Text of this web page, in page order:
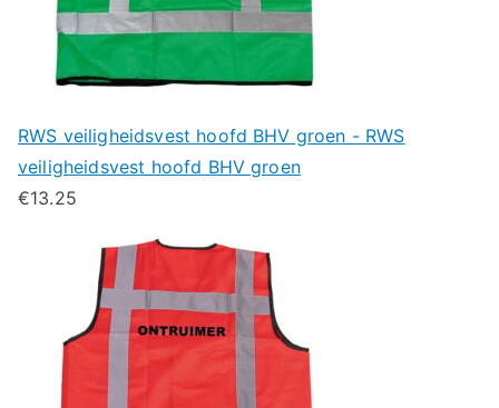
RWS veiligheidsvest hoofd BHV groen - RWS
veiligheidsvest hoofd BHV groen
€13.25